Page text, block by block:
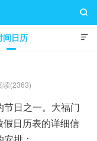

间日历

读(2363)
日之一。大福门
日历表的详细信